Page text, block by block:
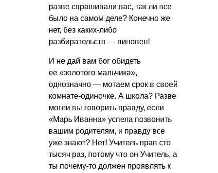
разве спрашивали вас, так ли все
было на самом деле? Конечно же
нет, без каких-либо
разбирательств — виновен!
И не дай вам бог обидеть
ее «золотого мальчика»,
однозначно — мотаем срок в своей
комнате-одиночке. А школа? Разве
могли вы говорить правду, если
«Марь Иванна» успела позвонить
вашим родителям, и правду все
уже знают? Нет! Учитель прав сто
тысяч раз, потому что он Учитель, а
ты почему-то должен проявлять к